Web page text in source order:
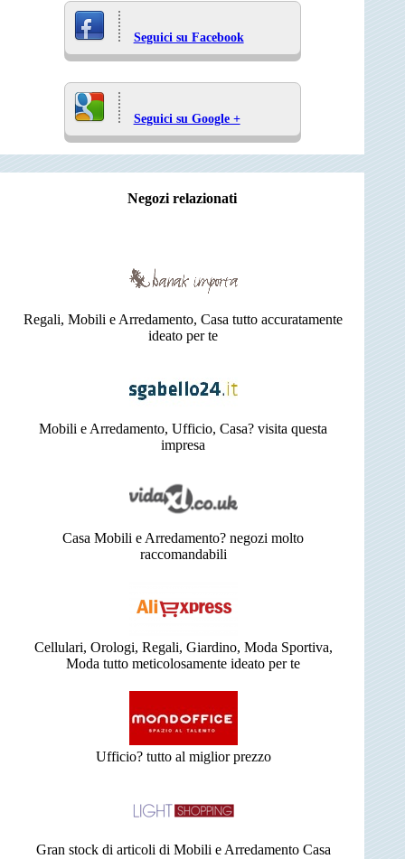
Seguici su Facebook
Seguici su Google +
Negozi relazionati
Regali, Mobili e Arredamento, Casa tutto accuratamente
ideato per te
Mobili e Arredamento, Ufficio, Casa? visita questa
impresa
Casa Mobili e Arredamento? negozi molto
raccomandabili
Cellulari, Orologi, Regali, Giardino, Moda Sportiva,
Moda tutto meticolosamente ideato per te
Ufficio? tutto al miglior prezzo
Gran stock di articoli di Mobili e Arredamento Casa